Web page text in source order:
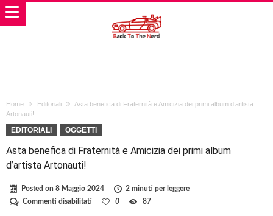
Home Editoriali
Asta benefica di Fraternità e Amicizia dei primi album d’artista
Artonauti!
EDITORIALI OGGETTI
Asta benefica di Fraternità e Amicizia dei primi album
d’artista Artonauti!
Posted on 8 Maggio 2024
2 minuti per leggere
Commenti disabilitati
0 87